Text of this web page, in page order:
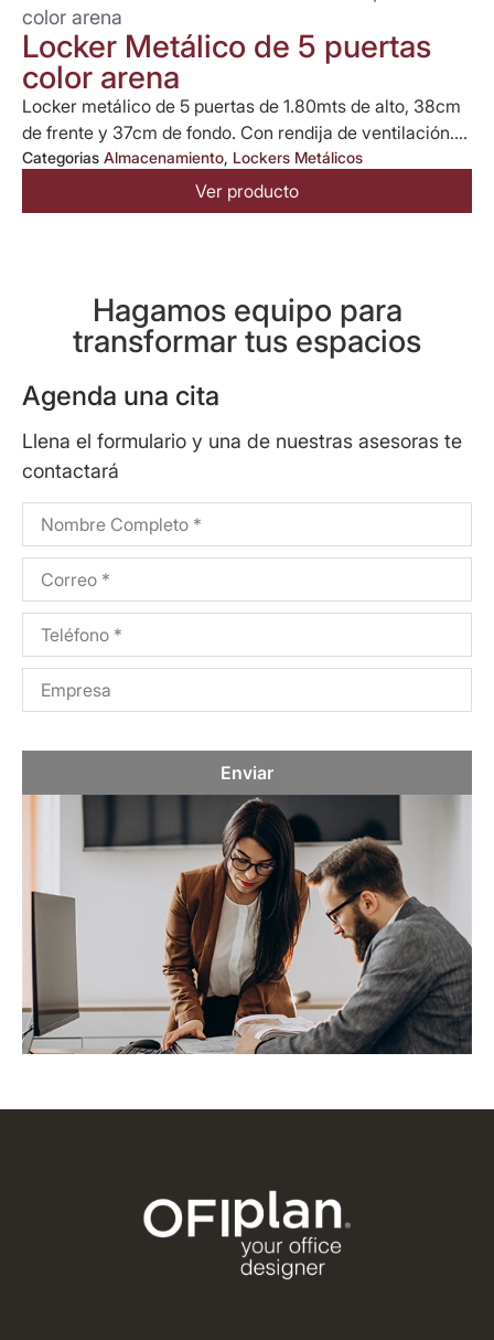
color arena
Locker Metálico de 5 puertas
color arena
Locker metálico de 5 puertas de 1.80mts de alto, 38cm
de frente y 37cm de fondo. Con rendija de ventilación....
Categorias Almacenamiento, Lockers Metálicos
Ver producto
Hagamos equipo para
transformar tus espacios
Agenda una cita
Llena el formulario y una de nuestras asesoras te
contactará
Enviar